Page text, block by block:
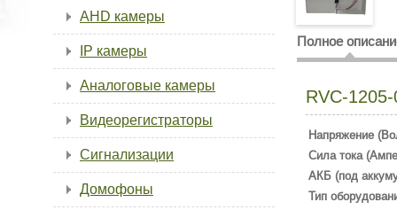
Полное
RVC-
Напряжение
Сила тока
АКБ (под
Тип
AHD камеры
IP камеры
Аналоговые камеры
Видеорегистраторы
Сигнализации
Домофоны